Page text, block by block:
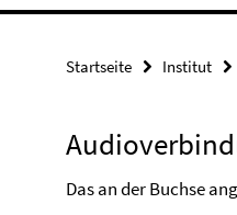
Startseite Institut
Das an der Buchse